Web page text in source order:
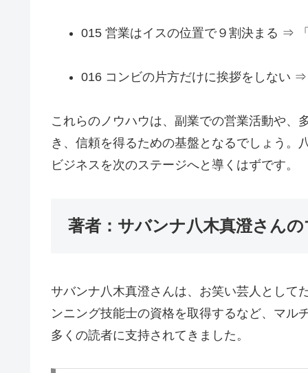
015 営業はイスの位置で９割決まる ⇒
016 コンビの片方だけに挨拶をしない
これらのノウハウは、副業での営業活動や、
き、信頼を得るための基盤となるでしょう。
ビジネスを次のステージへと導くはずです。
著者：サバンナ八木真澄さん
サバンナ八木真澄さんは、お笑い芸人として
ンニング技能士の資格を取得するなど、マル
多くの読者に支持されてきました。